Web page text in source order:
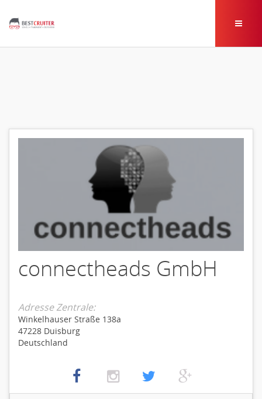
connectheads GmbH
Adresse Zentrale:
Winkelhauser Straße 138a
47228 Duisburg
Deutschland